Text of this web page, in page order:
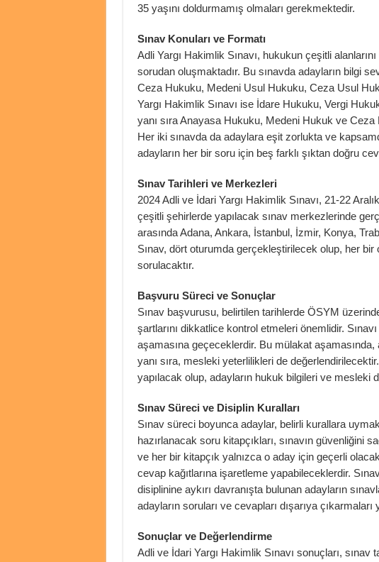
35 yaşını doldurmamış olmaları gerekmektedir.
Sınav Konuları ve Formatı
Adli Yargı Hakimlik Sınavı, hukukun çeşitli
sorudan oluşmaktadır. Bu sınavda adayların bilgi
Ceza Hukuku, Medeni Usul Hukuku, Ceza Usul
Yargı Hakimlik Sınavı ise İdare Hukuku, Vergi
yanı sıra Anayasa Hukuku, Medeni Hukuk ve
Her iki sınavda da adaylara eşit zorlukta ve
adayların her bir soru için beş farklı şıktan doğru
Sınav Tarihleri ve Merkezleri
2024 Adli ve İdari Yargı Hakimlik Sınavı, 21-22
çeşitli şehirlerde yapılacak sınav merkezlerinde
arasında Adana, Ankara, İstanbul, İzmir, Konya,
Sınav, dört oturumda gerçekleştirilecek olup, her
sorulacaktır.
Başvuru Süreci ve Sonuçlar
Sınav başvurusu, belirtilen tarihlerde ÖSYM
şartlarını dikkatlice kontrol etmeleri önemlidir.
aşamasına geçeceklerdir. Bu mülakat aşamasında,
yanı sıra, mesleki yeterlilikleri de
yapılacak olup, adayların hukuk bilgileri ve mesleki
Sınav Süreci ve Disiplin Kuralları
Sınav süreci boyunca adaylar, belirli kurallara
hazırlanacak soru kitapçıkları, sınavın güvenliğini
ve her bir kitapçık yalnızca o aday için geçerli
cevap kağıtlarına işaretleme yapabileceklerdir.
disiplinine aykırı davranışta bulunan adayların
adayların soruları ve cevapları dışarıya çıkarmaları
Sonuçlar ve Değerlendirme
Adli ve İdari Yargı Hakimlik Sınavı sonuçları,